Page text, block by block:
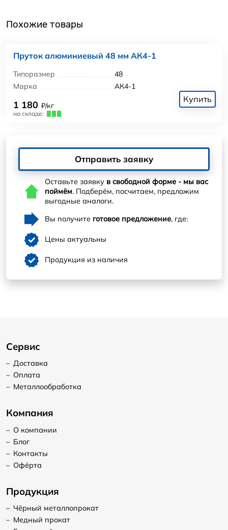
Похожие товары
Пруток алюминиевый 48 мм АК4-1
Типоразмер
48
Марка
АК4-1
1 180 ₽/кг
на складе:
Купить
Отправить заявку
Оставьте заявку в свободной форме - мы вас
поймём. Подберём, посчитаем, предложим
выгодные аналоги.
Вы получите готовое предложение, где:
Цены актуальны
Продукция из наличия
Сервис
– Доставка
– Оплата
– Металлообработка
Компания
– О компании
– Блог
– Контакты
– Офёрта
Продукция
– Чёрный металлопрокат
– Медный прокат